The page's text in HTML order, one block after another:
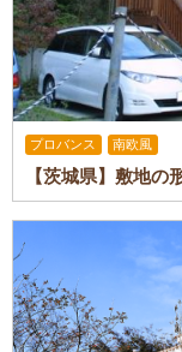
プロバンス 南欧風
【茨城県】敷地の